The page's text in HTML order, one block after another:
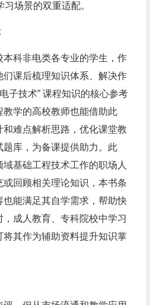
场景的双重适配。
科非电类各专业的学生，作
课后梳理知识体系、解决作
子技术” 课程知识的核心参考
学的高校教师也能借助此
难点解析思路，优化课堂教
库，为备课提供助力。此
基础工程技术工作的职场人
回顾相关理论知识，本书条
能满足其自学需求，帮助快
成人教育、专科院校中学习
其作为辅助资料提升知识掌